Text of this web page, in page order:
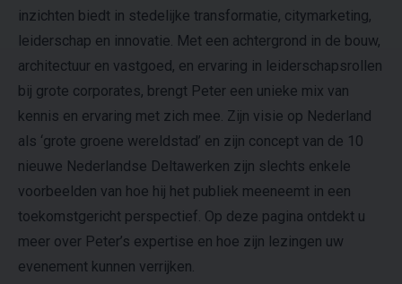
inzichten biedt in stedelijke transformatie, citymarketing,
leiderschap en innovatie. Met een achtergrond in de bouw,
architectuur en vastgoed, en ervaring in leiderschapsrollen
bij grote corporates, brengt Peter een unieke mix van
kennis en ervaring met zich mee. Zijn visie op Nederland
als ‘grote groene wereldstad’ en zijn concept van de 10
nieuwe Nederlandse Deltawerken zijn slechts enkele
voorbeelden van hoe hij het publiek meeneemt in een
toekomstgericht perspectief. Op deze pagina ontdekt u
meer over Peter’s expertise en hoe zijn lezingen uw
evenement kunnen verrijken.